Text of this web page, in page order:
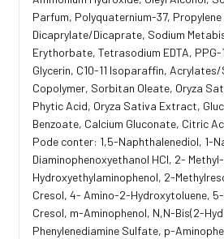
Parfum, Polyquaternium-37, Propylene
Dicaprylate/Dicaprate, Sodium
Erythorbate, Tetrasodium EDTA,
Glycerin, C10-11 Isoparaffin,
Copolymer, Sorbitan Oleate, Oryza
Phytic Acid, Oryza Sativa Extract,
Benzoate, Calcium Gluconate, Citric
Pode conter: 1,5-Naphthalenediol, 1-
Diaminophenoxyethanol HCI, 2-
Hydroxyethylaminophenol, 2-
Cresol, 4- Amino-2-Hydroxytoluene,
Cresol, m-Aminophenol, N,N-Bis(2-
Phenylenediamine Sulfate, p-